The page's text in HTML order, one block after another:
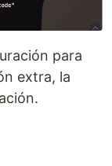
para
extra, la